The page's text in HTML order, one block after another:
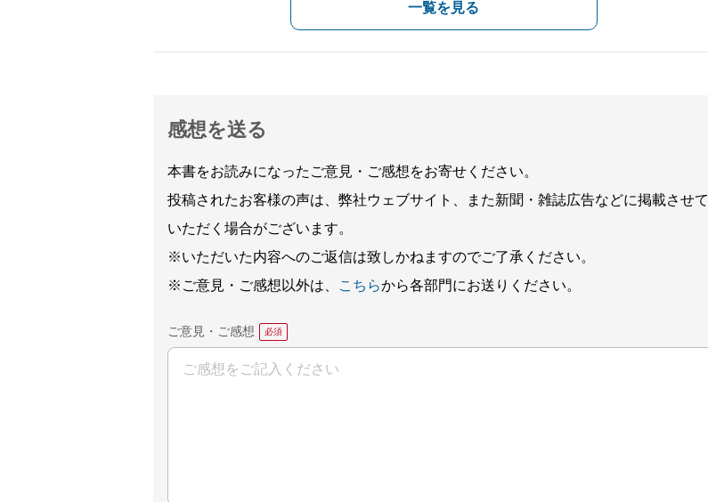
一覧を見る
感想を送る
本書をお読みになったご意見・ご感想をお寄せください。
投稿されたお客様の声は、弊社ウェブサイト、また新聞・雑誌広告などに掲載させて
いただく場合がございます。
※いただいた内容へのご返信は致しかねますのでご了承ください。
※ご意見・ご感想以外は、
こちらから各部門にお送りください。
ご意見・ご感想